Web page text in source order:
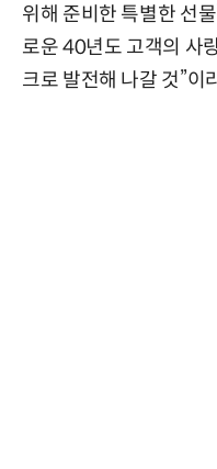
위해 준비한 특별한 선
로운 40년도 고객의 사
크로 발전해 나갈 것”이